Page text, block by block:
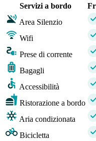
Servizi a bordo
Area Silenzio
Wifi
Prese di corrente
Bagagli
Accessibilità
Ristorazione a bordo
Aria condizionata
Bicicletta